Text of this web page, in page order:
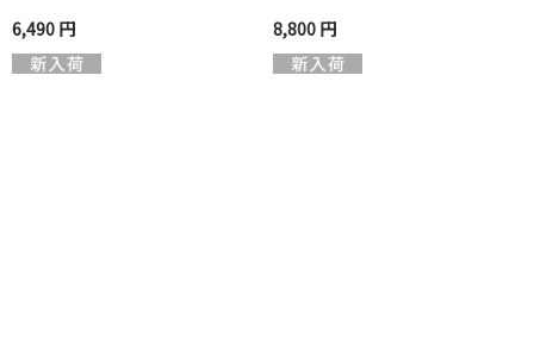
6,490 円 8,800 円